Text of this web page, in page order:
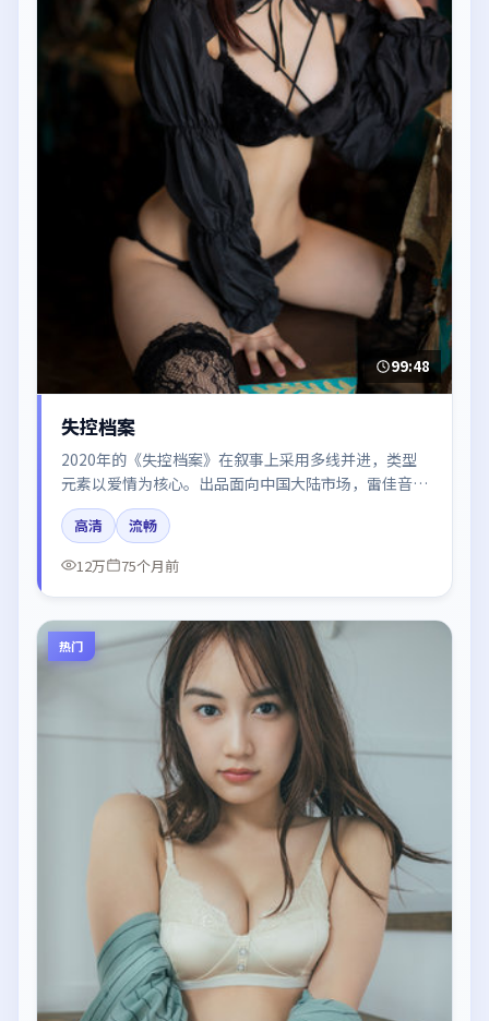
99:48
失控档案
2020年的《失控档案》在叙事上采用多线并进，类型
元素以爱情为核心。出品面向中国大陆市场，雷佳音、
王凯、河正宇、朱一龙所饰角色推动关键反转，结尾留
白引发讨论。
高清
流畅
12万
75个月前
热门